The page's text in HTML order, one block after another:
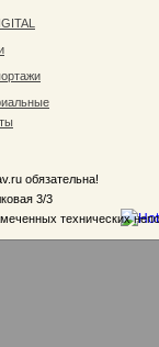
обязательна!
3/3
технических